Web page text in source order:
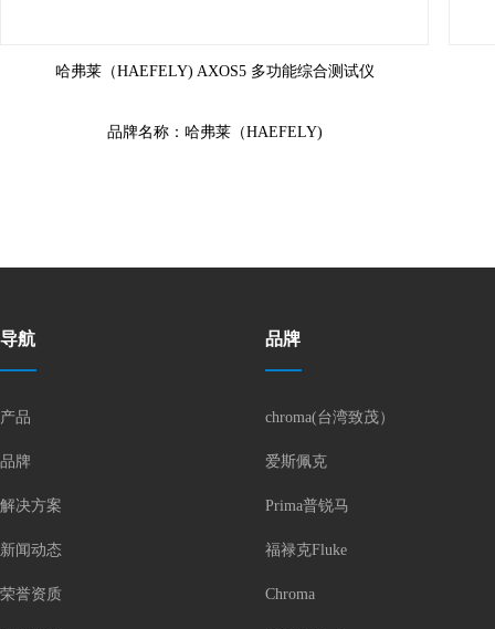
AXOS5 多功能抗扰度测试仪将我们的独立测试系统中所有最优
快速瞬变脉冲群、 5kV浪涌组合波、 交直流电压跌落/中断
哈弗莱（HAEFELY) AXOS5 多功能综合测试仪
品牌名称：哈弗莱（HAEFELY)
导航
产品
品牌
解决方案
新闻动态
荣誉资质
品牌
chroma(台湾致茂）
爱斯佩克
Prima普锐马
福禄克Fluke
Chroma